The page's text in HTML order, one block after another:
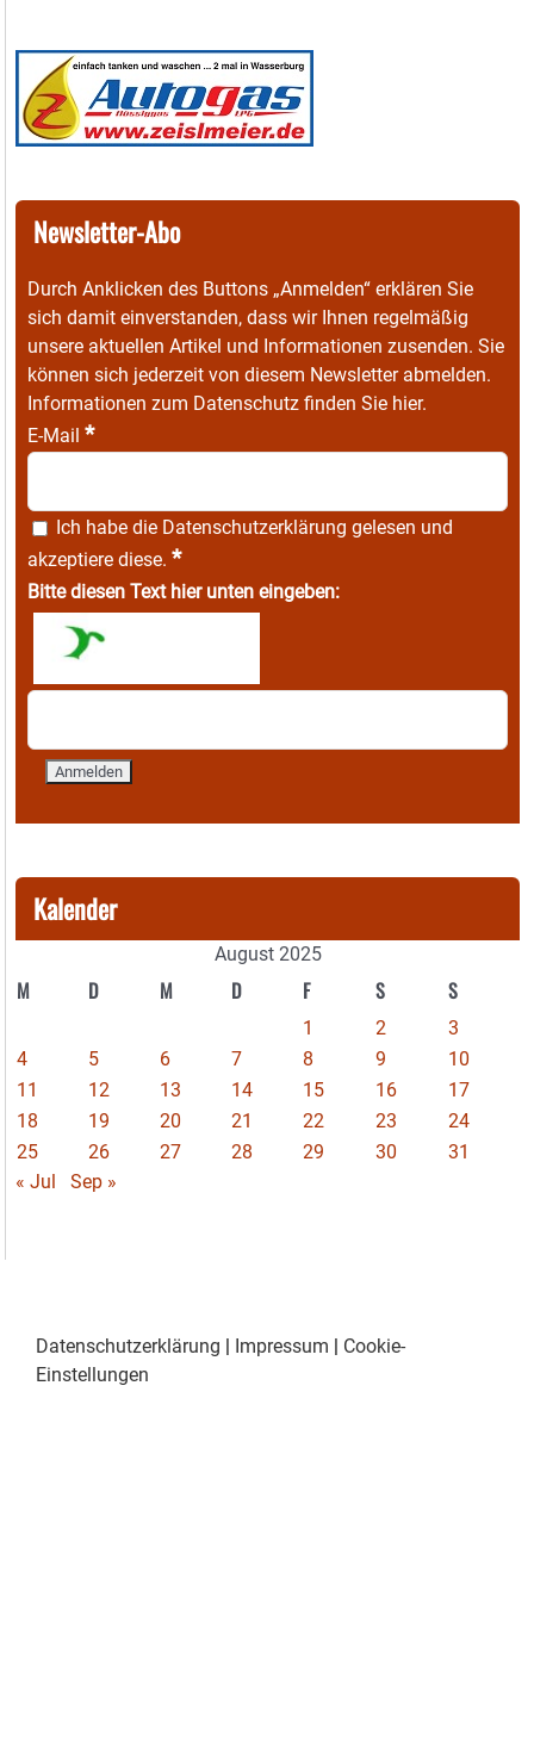
Newsletter-Abo
Durch Anklicken des Buttons „Anmelden“ erklären Sie
sich damit einverstanden, dass wir Ihnen regelmäßig
unsere aktuellen Artikel und Informationen zusenden. Sie
können sich jederzeit von diesem Newsletter abmelden.
Informationen zum Datenschutz finden Sie hier.
E-Mail *
Ich habe die Datenschutzerklärung gelesen und
akzeptiere diese. *
Bitte diesen Text hier unten eingeben:
Kalender
August 2025
M D M D F S S
1 2
3
4
5 6 7 8 9
10
11
12 13 14 15 16
17
18
19 20 21 22 23
24
25
26 27 28 29 30
31
« Jul
Sep »
Datenschutzerklärung Impressum
Cookie-
Einstellungen